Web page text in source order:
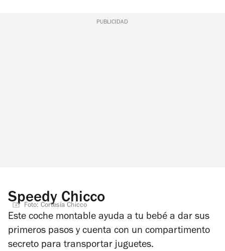
PUBLICIDAD
Speedy Chicco
Foto: Cortesía Chicco
Este coche montable ayuda a tu bebé a dar sus
primeros pasos y cuenta con un compartimento
secreto para transportar juguetes.